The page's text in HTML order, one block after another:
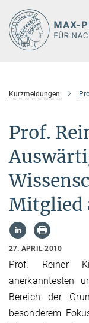
Hauptinhalt
Kurzmeldungen
Prof.
Mitglied
27. APRIL 2010
Prof. Reiner
anerkanntesten
Bereich der
besonderem